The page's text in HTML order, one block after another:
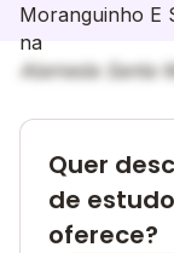
Moranguinho E
na
Alameda Santa
Quer
de
oferece?